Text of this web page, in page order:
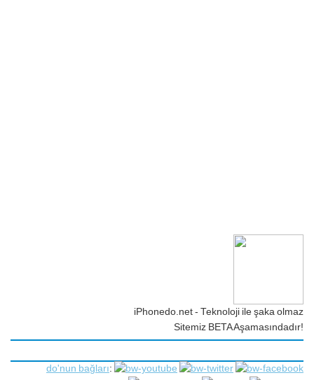
iPhonedo.net - Teknoloji ile şaka olmaz
Sitemiz BETA Aşamasındadır!
do'nun bağları: